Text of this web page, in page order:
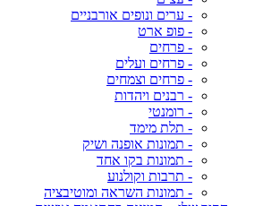
- ערים ונופים אורבניים
- פופ ארט
- פרחים
- פרחים ועלים
- פרחים וצמחים
- רבנים ויהדות
- רומנטי
- תלת מימד
- תמונות אופנה ושיק
- תמונות בקו אחד
- תרבות וקולנוע
- תמונות השראה ומוטיבציה